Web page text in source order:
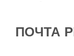
ПОЧТА